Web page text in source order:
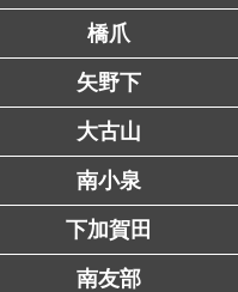
橋爪
矢野下
大古山
南小泉
下加賀田
南友部